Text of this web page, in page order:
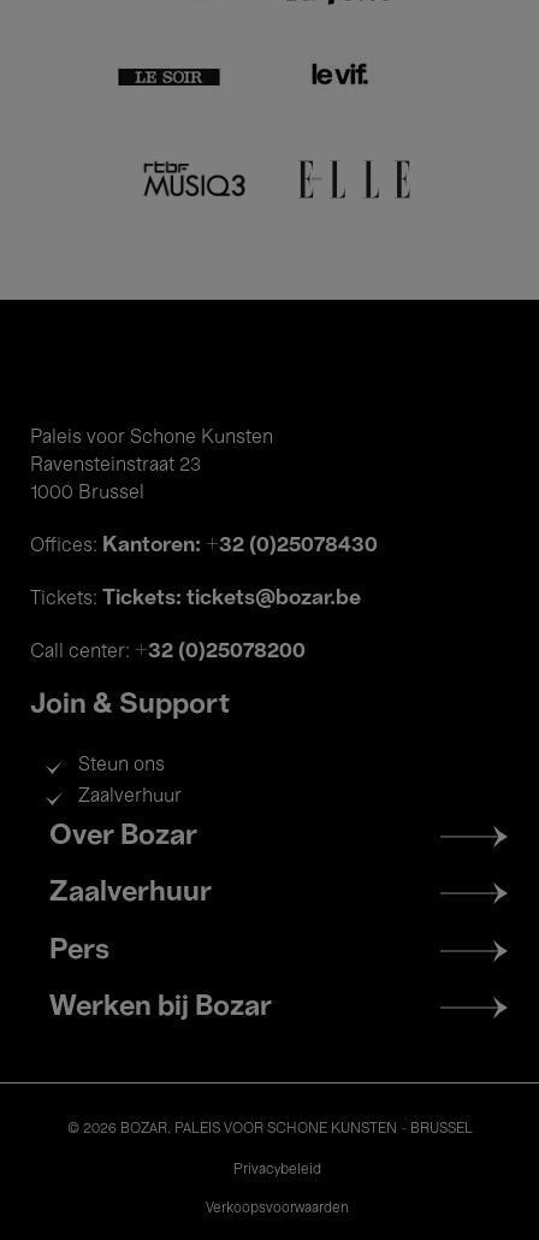
Paleis voor Schone Kunsten
Ravensteinstraat 23
1000 Brussel
Offices: Kantoren: +32 (0)25078430
Tickets: Tickets: tickets@bozar.be
Call center: +32 (0)25078200
Join & Support
Steun ons
Zaalverhuur
Footer
menu
Over Bozar
Zaalverhuur
Pers
Werken bij Bozar
© 2026 BOZAR. PALEIS VOOR SCHONE KUNSTEN - BRUSSEL
Privacybeleid
Verkoopsvoorwaarden